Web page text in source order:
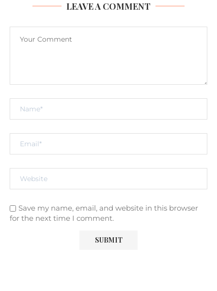
LEAVE A COMMENT
Save my name, email, and website in this browser
for the next time I comment.